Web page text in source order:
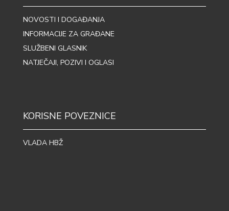
NOVOSTI I DOGAĐANJA
INFORMACIJE ZA GRAĐANE
SLUŽBENI GLASNIK
NATJEČAJI, POZIVI I OGLASI
KORISNE POVEZNICE
VLADA HBŽ